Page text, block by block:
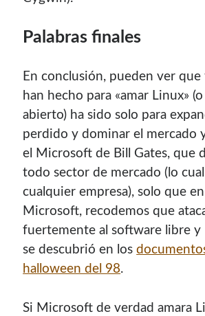
Palabras finales
En conclusión, pueden ver
han hecho para «amar Linux»
abierto) ha sido solo para
perdido y dominar el mercado
el Microsoft de Bill Gates, que
todo sector de mercado (lo
cualquier empresa), solo que
Microsoft, recodemos que
fuertemente al software libre y
se descubrió en los
halloween del 98.
Si Microsoft de verdad amara